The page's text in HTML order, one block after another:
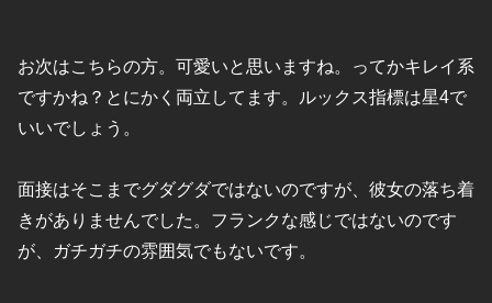
お次はこちらの方。可愛いと思いますね。ってかキレイ系
ですかね？とにかく両立してます。ルックス指標は星4で
いいでしょう。
面接はそこまでグダグダではないのですが、彼女の落ち着
きがありませんでした。フランクな感じではないのです
が、ガチガチの雰囲気でもないです。